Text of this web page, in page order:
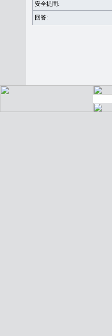
安全提問:
回答: